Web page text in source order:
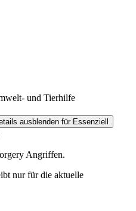
und Tierhilfe
ausblenden für Essenziell
Angriffen.
nur für die aktuelle